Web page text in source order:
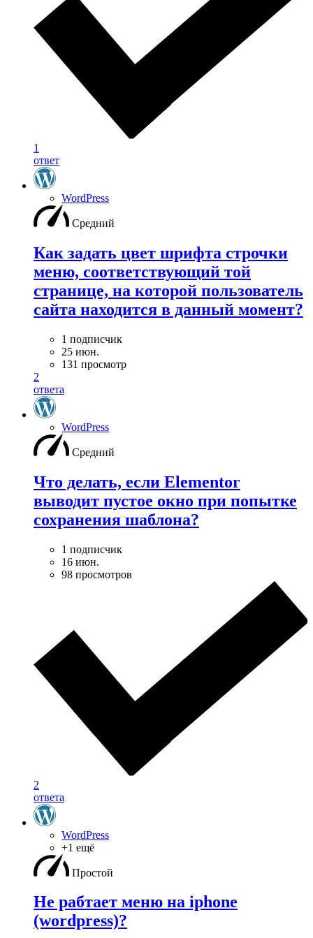
1
ответ
WordPress
Средний
Как задать цвет шрифта строчки
меню, соответствующий той
странице, на которой пользователь
сайта находится в данный момент?
1 подписчик
25 июн.
131 просмотр
2
ответа
WordPress
Средний
Что делать, если Elementor
выводит пустое окно при попытке
сохранения шаблона?
1 подписчик
16 июн.
98 просмотров
2
ответа
WordPress
+1 ещё
Простой
Не рабтает меню на iphone
(wordpress)?